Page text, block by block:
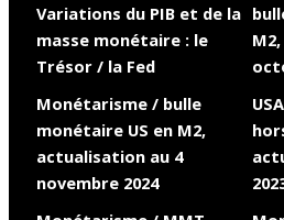
Variations du PIB et de la
masse monétaire : le
Trésor / la Fed
Monétarisme / bulle
monétaire US en M2,
actualisation au 4
novembre 2024